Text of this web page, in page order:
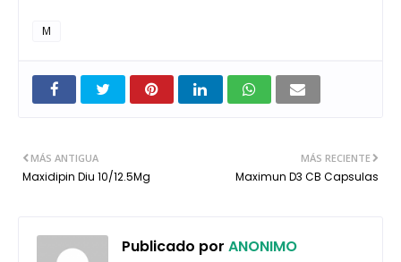
M
MÁS RECIENTE
Maximun D3 CB Capsulas
MÁS ANTIGUA
Maxidipin Diu 10/12.5Mg
Publicado por ANONIMO